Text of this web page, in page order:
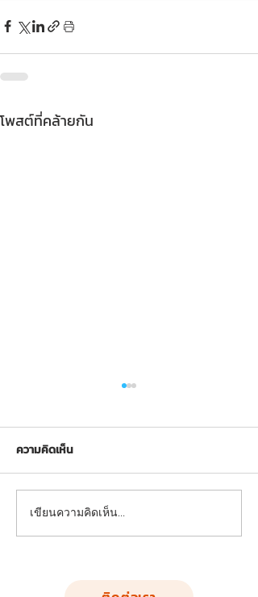
โพสต์ที่คล้ายกัน
ผลงานติดตั้งเครื่องออกกำลัง
กายกลางแจ้ง ต.ยางตลาด
หจก.ฟันนี่ดี
ความคิดเห็น
เขียนความคิดเห็น…